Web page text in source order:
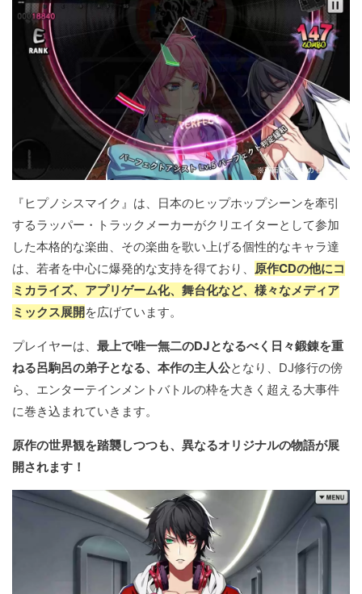
『ヒプノシスマイク』は、日本のヒップホップシーンを牽引
するラッパー・トラックメーカーがクリエイターとして参加
した本格的な楽曲、その楽曲を歌い上げる個性的なキャラ達
は、若者を中心に爆発的な支持を得ており、 原作CDの他にコ
ミカライズ、アプリゲーム化、舞台化など、様々なメディア
ミックス展開を広げています。
プレイヤーは、 最上で唯一無二のDJとなるべく日々鍛錬を重
ねる呂駒呂の弟子となる、本作の主人公となり、DJ修行の傍
ら、エンターテインメントバトルの枠を大きく超える大事件
に巻き込まれていきます。
原作の世界観を踏襲しつつも、異なるオリジナルの物語が展
開されます！